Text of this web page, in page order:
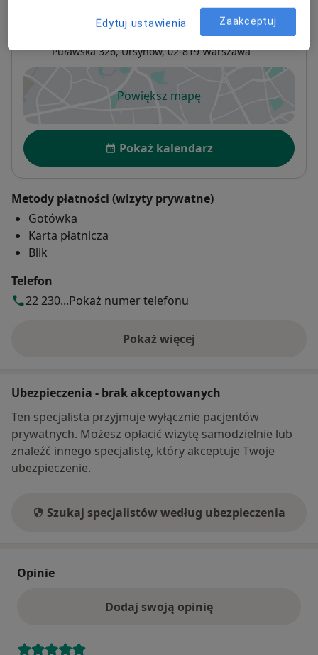
Centrum Medyczne enel-med - Oddział
Puławska 326, Ursynów, 02-819Warszawa
Powiększ mapęotwiera się w nowej karcie
Dostępność
Pokaż kalendarz
Metody płatności (wizyty prywatne)
Gotówka
Karta płatnicza
Blik
Telefon
22 230...Pokaż numer telefonu
Pokaż więcej
o adresie
Ubezpieczenia - brak akceptowanych
Ten specjalista przyjmuje wyłącznie pacjentów
prywatnych. Możesz opłacić wizytę samodzielnie lub
znaleźć innego specjalistę, który akceptuje Twoje
ubezpieczenie.
Szukaj specjalistów według ubezpieczenia
Opinie
Dodaj swoją opinię
Edytuj ustawienia Zaakceptuj